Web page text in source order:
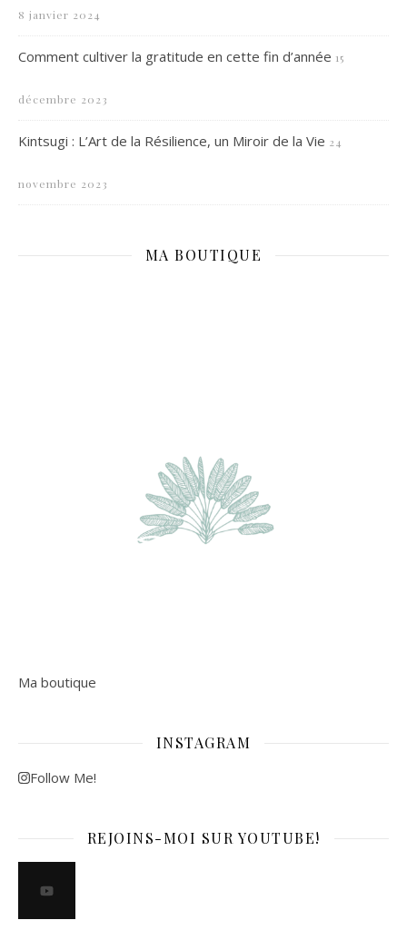
8 janvier 2024
Comment cultiver la gratitude en cette fin d’année 15
décembre 2023
Kintsugi : L’Art de la Résilience, un Miroir de la Vie 24
novembre 2023
MA BOUTIQUE
Ma boutique
INSTAGRAM
Follow Me!
REJOINS-MOI SUR YOUTUBE!